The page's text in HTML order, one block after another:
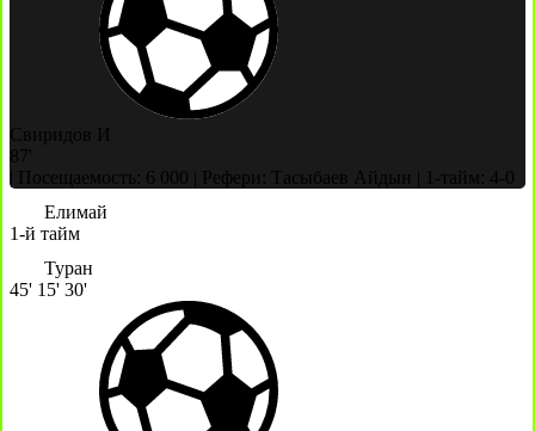
Свиридов И
87'
Посещаемость: 6 000 Рефери: Тасыбаев Айдын
1-тайм: 4-0
Елимай
1-й тайм
Туран
45' 15' 30'